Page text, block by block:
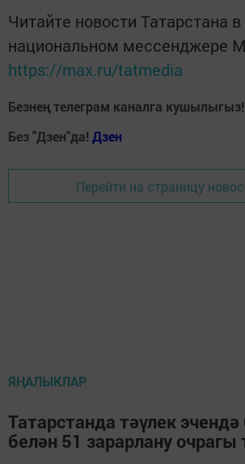
Читайте новости Татарстана в
национальном мессенджере
https://max.ru/tatmedia
Безнең телеграм каналга кушылыгыз!
Без "Дзен"да! Дзен
Перейти на страницу
ЯҢАЛЫКЛАР
Татарстанда тәүлек
белән 51 зарарлану очрагы